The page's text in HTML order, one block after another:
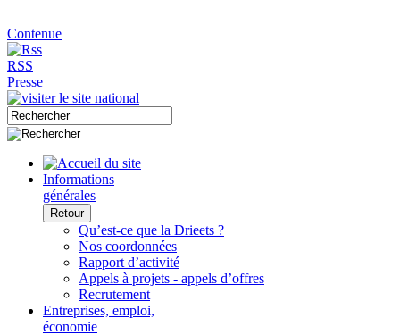
Contenue
RSS
Presse
Informations
générales
Retour
Qu’est-ce que la Drieets ?
Nos coordonnées
Rapport d’activité
Appels à projets - appels d’offres
Recrutement
Entreprises, emploi,
économie